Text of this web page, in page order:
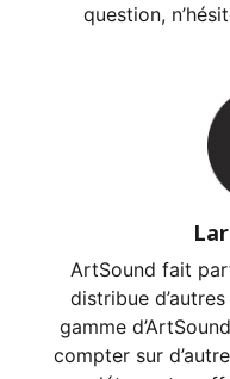
question,
ArtSound fait
distribue
gamme
compter sur